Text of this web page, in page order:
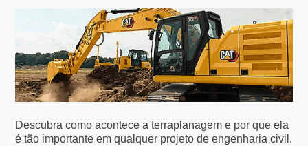
Descubra como acontece a terraplanagem e por que ela
é tão importante em qualquer projeto de engenharia civil.